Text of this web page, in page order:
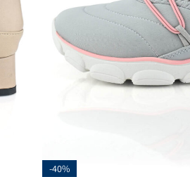
-40%